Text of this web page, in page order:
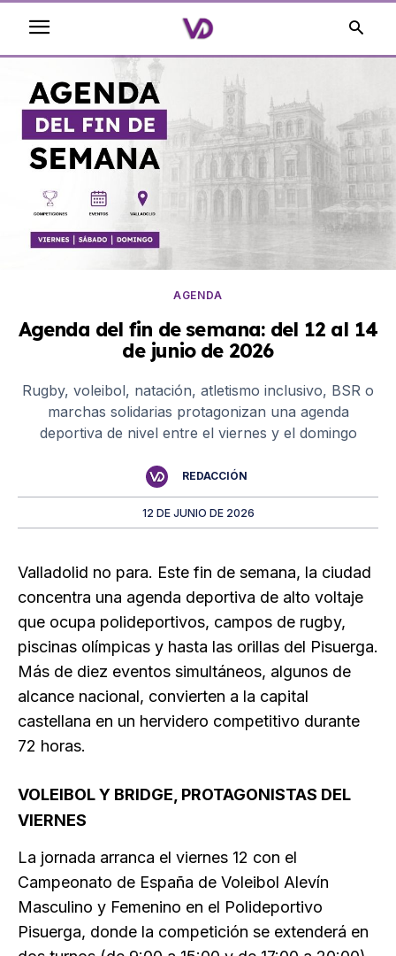
AGENDA
Agenda del fin de semana: del 12 al 14
de junio de 2026
Rugby, voleibol, natación, atletismo inclusivo, BSR o
marchas solidarias protagonizan una agenda
deportiva de nivel entre el viernes y el domingo
REDACCIÓN
12 DE JUNIO DE 2026
Valladolid no para. Este fin de semana, la ciudad
concentra una agenda deportiva de alto voltaje
que ocupa polideportivos, campos de rugby,
piscinas olímpicas y hasta las orillas del Pisuerga.
Más de diez eventos simultáneos, algunos de
alcance nacional, convierten a la capital
castellana en un hervidero competitivo durante
72 horas.
VOLEIBOL Y BRIDGE, PROTAGONISTAS DEL
VIERNES
La jornada arranca el viernes 12 con el
Campeonato de España de Voleibol Alevín
Masculino y Femenino en el Polideportivo
Pisuerga, donde la competición se extenderá en